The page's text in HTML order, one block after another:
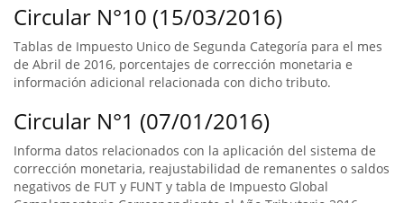
Circular N°10 (15/03/2016)
Tablas de Impuesto Unico de Segunda Categoría para el mes
de Abril de 2016, porcentajes de corrección monetaria e
información adicional relacionada con dicho tributo.
Circular N°1 (07/01/2016)
Informa datos relacionados con la aplicación del sistema de
corrección monetaria, reajustabilidad de remanentes o saldos
negativos de FUT y FUNT y tabla de Impuesto Global